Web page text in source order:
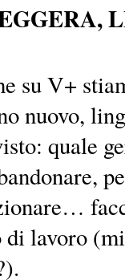
su V+
nuovo,
quale
lavoro